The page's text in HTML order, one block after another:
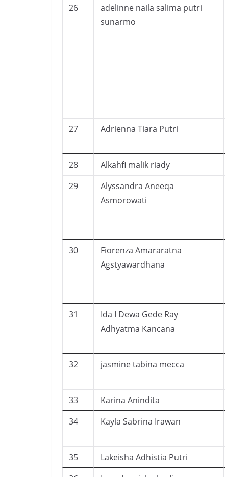
26
adelinne naila salima putri
sunarmo
27
Adrienna Tiara Putri
28
Alkahfi malik riady
29
Alyssandra Aneeqa
Asmorowati
30
Fiorenza Amararatna
Agstyawardhana
31
Ida I Dewa Gede Ray
Adhyatma Kancana
32
jasmine tabina mecca
33
Karina Anindita
34
Kayla Sabrina Irawan
35
Lakeisha Adhistia Putri